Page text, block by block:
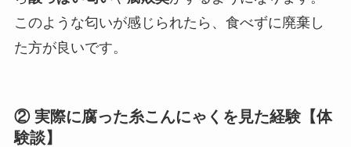
このような匂いが感じられたら、食べずに廃棄し
た方が良いです。
② 実際に腐った糸こんにゃくを見た経験【体
験談】